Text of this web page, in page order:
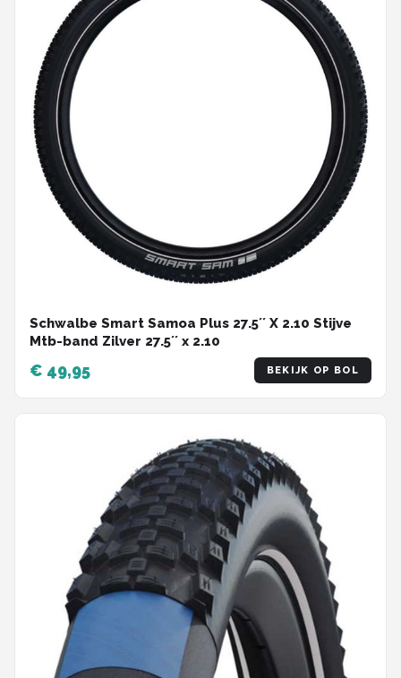
Schwalbe Smart Samoa Plus 27.5´´ X 2.10 Stijve
Mtb-band Zilver 27.5´´ x 2.10
€ 49,95 BEKIJK OP BOL